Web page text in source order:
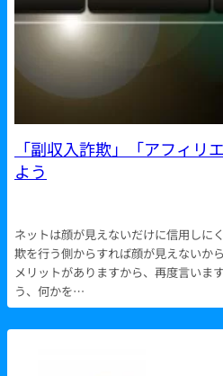
「副収入詐欺」「アフィリ
よう
ネットは顔が見えないだけに信用しに
欺を行う側からすれば顔が見えないか
メリットがありますから、再度言いま
う、何かを…